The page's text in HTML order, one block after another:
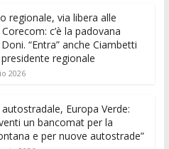
er
regionale, via libera alle
c’è la padovana
“Entra” anche Ciambetti
regionale
2026
Europa Verde:
un bancomat per la
e per nuove autostrade”